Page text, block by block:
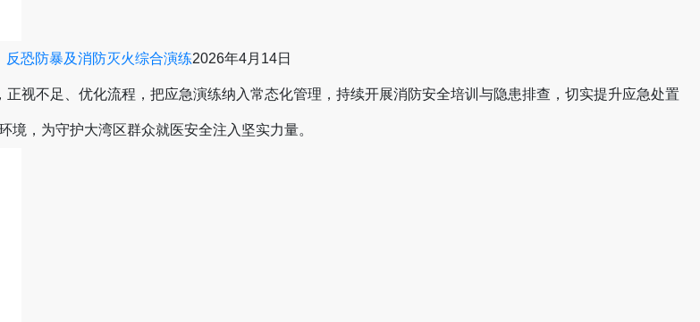
恐防暴及消防灭火综合演练2026年4月14日
正视不足、优化流程，把应急演练纳入常态化管理，持续开展消防安全培训与隐患排查，切实提升应急处置
，为守护大湾区群众就医安全注入坚实力量。